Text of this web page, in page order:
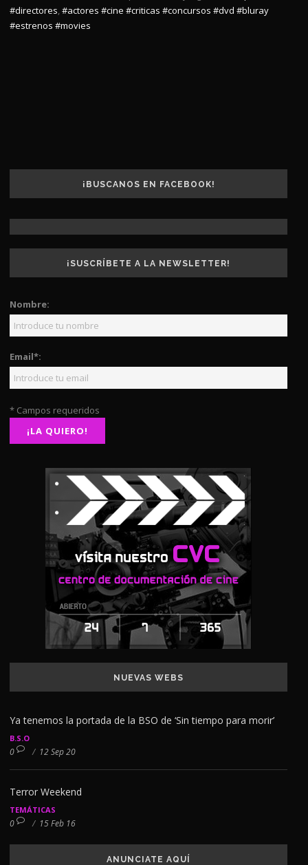
#directores,#actores #cine #criticas #concursos #dvd #bluray
#estrenos #movies
¡BUSCANOS EN FACEBOOK!
¡SUSCRÍBETE A LA NEWSLETTER!
Nombre:
Email*:
* Campos requeridos
NUEVAS WEBS
Ya tenemos la portada de la BSO de ‘Sin tiempo para morir’
B.S.O
0 / 12 Sep 20
Terror Weekend
TEMÁTICAS
0 / 15 Feb 16
ANUNCIATE AQUÍ